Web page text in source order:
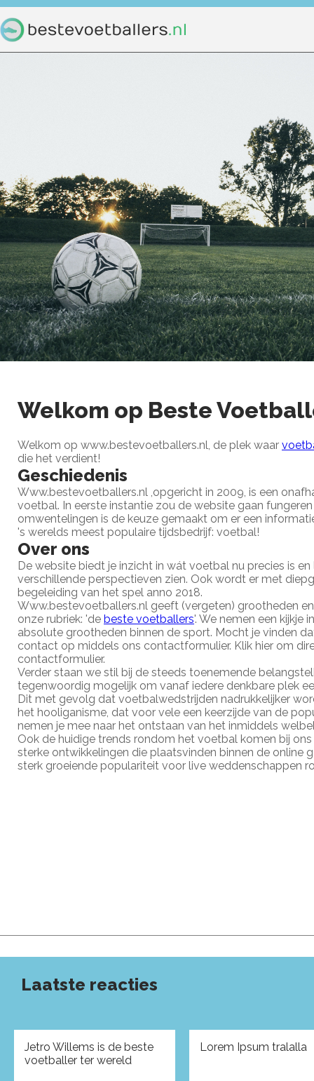
Welkom op Beste
Welkom op www.bestevoetballers.nl, de plek waar
die het verdient!
Geschiedenis
Www.bestevoetballers.nl ,opgericht in 2009, is een
voetbal. In eerste instantie zou de website gaan
omwentelingen is de keuze gemaakt om er een
's werelds meest populaire tijdsbedrijf: voetbal!
Over ons
De website biedt je inzicht in wát voetbal nu precies is
verschillende perspectieven zien. Ook wordt er met
begeleiding van het spel anno 2018.
Www.bestevoetballers.nl geeft (vergeten) grootheden
onze rubriek: 'de beste voetballers'. We nemen een kijkje
absolute grootheden binnen de sport. Mocht je vinden
contact op middels ons contactformulier. Klik hier om
contactformulier.
Verder staan we stil bij de steeds toenemende
tegenwoordig mogelijk om vanaf iedere denkbare plek
Dit met gevolg dat voetbalwedstrijden nadrukkelijker
het hooliganisme, dat voor vele een keerzijde van de
nemen je mee naar het ontstaan van het inmiddels
Ook de huidige trends rondom het voetbal komen bij
sterke ontwikkelingen die plaatsvinden binnen de online
sterk groeiende populariteit voor live weddenschappen
Laatste reacties
Jetro Willems is de beste
voetballer ter wereld
Lorem Ipsum tralalla